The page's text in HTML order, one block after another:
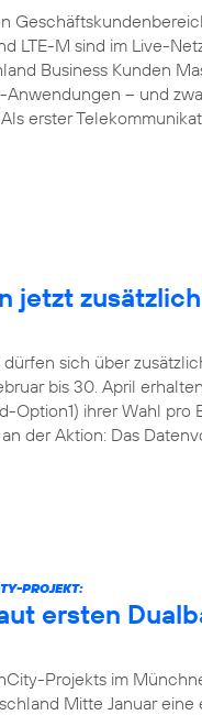
LTE-M sind im Live-
Business Kunden
– und
erster
jetzt zusätzlich
sich über
bis 30. April
Option1) ihrer Wahl pro
der Aktion: Das
PROJEKT:
ersten
Projekts im
Mitte Januar eine